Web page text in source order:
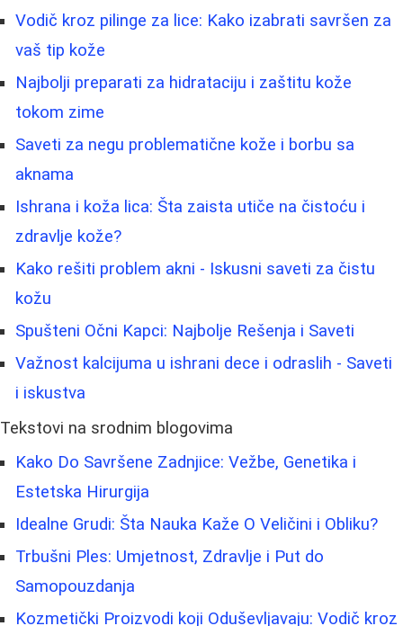
Vodič kroz pilinge za lice: Kako izabrati savršen za
vaš tip kože
Najbolji preparati za hidrataciju i zaštitu kože
tokom zime
Saveti za negu problematične kože i borbu sa
aknama
Ishrana i koža lica: Šta zaista utiče na čistoću i
zdravlje kože?
Kako rešiti problem akni - Iskusni saveti za čistu
kožu
Spušteni Očni Kapci: Najbolje Rešenja i Saveti
Važnost kalcijuma u ishrani dece i odraslih - Saveti
i iskustva
Tekstovi na srodnim blogovima
Kako Do Savršene Zadnjice: Vežbe, Genetika i
Estetska Hirurgija
Idealne Grudi: Šta Nauka Kaže O Veličini i Obliku?
Trbušni Ples: Umjetnost, Zdravlje i Put do
Samopouzdanja
Kozmetički Proizvodi koji Oduševljavaju: Vodič kroz